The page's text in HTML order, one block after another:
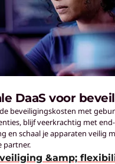
DaaS voor
beveiligingskosten met
blijf veerkrachtig met
en schaal je apparaten veilig
partner.
&amp;